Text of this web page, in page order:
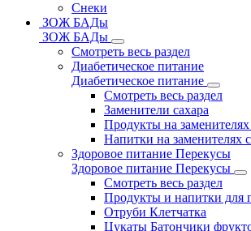
Снеки
ЗОЖ БАДы
ЗОЖ БАДы
Смотреть весь раздел
Диабетическое питание
Диабетическое питание
Смотреть весь раздел
Заменители сахара
Продукты на заменителях
Напитки на заменителях
Здоровое питание Перекусы
Здоровое питание Перекусы
Смотреть весь раздел
Продукты и напитки для
Отруби Клетчатка
Цукаты Батончики